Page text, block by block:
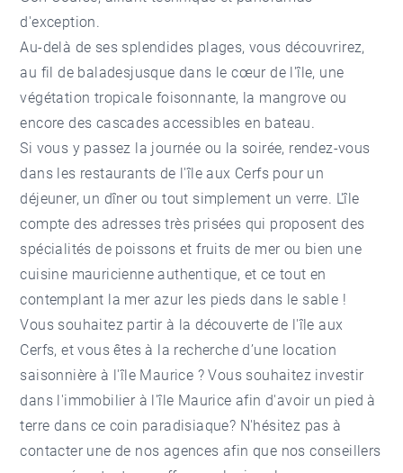
d'exception.
Au-delà de ses splendides plages, vous découvrirez,
au fil de baladesjusque dans le cœur de l'île, une
végétation tropicale foisonnante, la mangrove ou
encore des cascades accessibles en bateau.
Si vous y passez la journée ou la soirée, rendez-vous
dans les restaurants de l'île aux Cerfs pour un
déjeuner, un dîner ou tout simplement un verre. L'île
compte des adresses très prisées qui proposent des
spécialités de poissons et fruits de mer ou bien une
cuisine mauricienne authentique, et ce tout en
contemplant la mer azur les pieds dans le sable !
Vous souhaitez partir à la découverte de l'île aux
Cerfs, et vous êtes à la recherche d’une location
saisonnière à l'île Maurice ? Vous souhaitez investir
dans l'immobilier à l'île Maurice afin d'avoir un pied à
terre dans ce coin paradisiaque? N'hésitez pas à
contacter une de nos agences afin que nos conseillers